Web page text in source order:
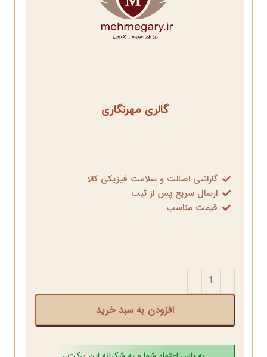
گالری مهرنگاری
گارانتی اصالت و سلامت فیزیکی کالا
ارسال سریع پس از ثبت
قیمت مناسب
افزودن به سبد خرید